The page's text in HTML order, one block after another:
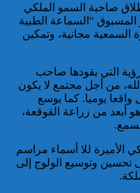
صاحبة السمو الملكي
المسبوق “السماعة الطبية
السمعية مجانية، وتمكين
التي يقودها صاحب
من أجل مجتمع لا يكون
واقعا يوميا. كما يوسع
أبعد من زراعة القوقعة،
الأميرة للا أسماء مراسم
تحسين وتوسيع الولوج إلى